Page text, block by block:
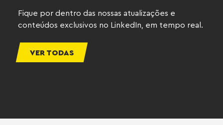
Fique por dentro das nossas atualizações e
conteúdos exclusivos no LinkedIn, em tempo real.
VER TODAS